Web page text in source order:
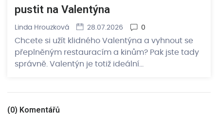
pustit na Valentýna
Linda Hrouzková 28.07.2026 0
Chcete si užít klidného Valentýna a vyhnout se
přeplněným restauracím a kinům? Pak jste tady
správně. Valentýn je totiž ideální…
(0) Komentářů